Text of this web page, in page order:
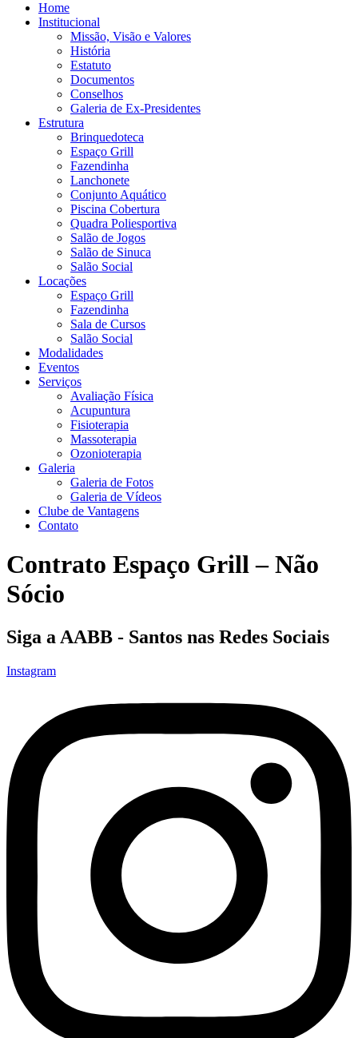
Home
Institucional
Missão, Visão e Valores
História
Estatuto
Documentos
Conselhos
Galeria de Ex-Presidentes
Estrutura
Brinquedoteca
Espaço Grill
Fazendinha
Lanchonete
Conjunto Aquático
Piscina Cobertura
Quadra Poliesportiva
Salão de Jogos
Salão de Sinuca
Salão Social
Locações
Espaço Grill
Fazendinha
Sala de Cursos
Salão Social
Modalidades
Eventos
Serviços
Avaliação Física
Acupuntura
Fisioterapia
Massoterapia
Ozonioterapia
Galeria
Galeria de Fotos
Galeria de Vídeos
Clube de Vantagens
Contato
Contrato Espaço Grill – Não
Sócio
Siga a AABB - Santos nas Redes Sociais
Instagram